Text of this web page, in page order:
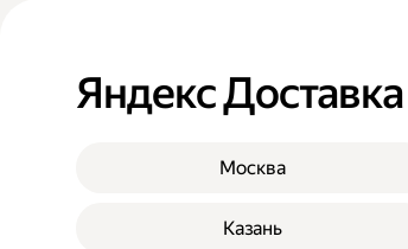
Яндекс
Москва
Казань